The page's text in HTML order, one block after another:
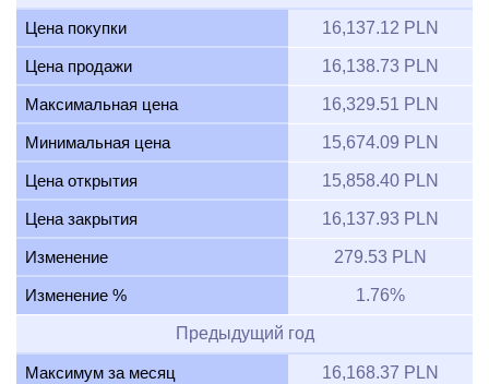
Цена покупки 16,137.12 PLN
Цена продажи 16,138.73 PLN
Максимальная цена 16,329.51 PLN
Минимальная цена 15,674.09 PLN
Цена открытия 15,858.40 PLN
Цена закрытия 16,137.93 PLN
Изменение 279.53 PLN
Изменение % 1.76%
Предыдущий год
Максимум за месяц 16,168.37 PLN